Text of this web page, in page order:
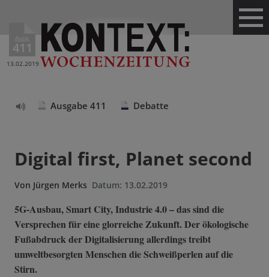
Ausg.
411
13.02.2019
Ausgabe 411 Debatte
Digital first, Planet second
Von Jürgen Merks Datum: 13.02.2019
5G-Ausbau, Smart City, Industrie 4.0 – das sind die
Versprechen für eine glorreiche Zukunft. Der ökologische
Fußabdruck der Digitalisierung allerdings treibt
umweltbesorgten Menschen die Schweißperlen auf die
Stirn.